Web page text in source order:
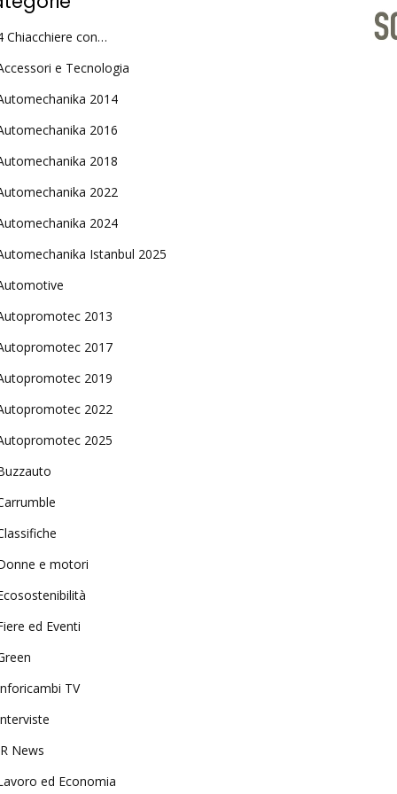
Chiacchiere con…
e Tecnologia
2014
2016
2018
2022
2024
Istanbul 2025
2013
2017
2019
2022
2025
e motori
ed Eventi
TV
News
ed Economia